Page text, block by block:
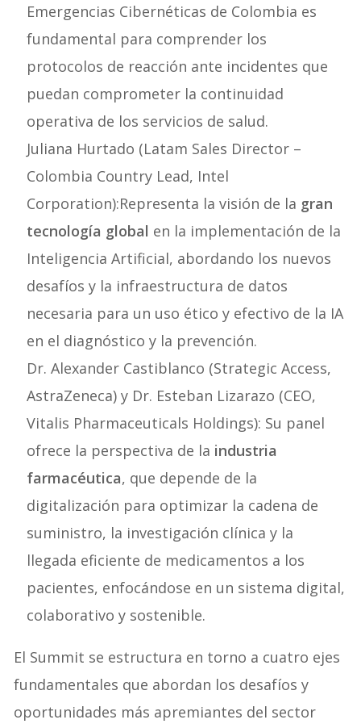
Emergencias Cibernéticas de Colombia es
fundamental para comprender los
protocolos de reacción ante incidentes que
puedan comprometer la continuidad
operativa de los servicios de salud.
Juliana Hurtado (Latam Sales Director –
Colombia Country Lead, Intel
Corporation):Representa la visión de la gran
tecnología global en la implementación de la
Inteligencia Artificial, abordando los nuevos
desafíos y la infraestructura de datos
necesaria para un uso ético y efectivo de la IA
en el diagnóstico y la prevención.
Dr. Alexander Castiblanco (Strategic Access,
AstraZeneca) y Dr. Esteban Lizarazo (CEO,
Vitalis Pharmaceuticals Holdings): Su panel
ofrece la perspectiva de la industria
farmacéutica, que depende de la
digitalización para optimizar la cadena de
suministro, la investigación clínica y la
llegada eficiente de medicamentos a los
pacientes, enfocándose en un sistema digital,
colaborativo y sostenible.
El Summit se estructura en torno a cuatro ejes
fundamentales que abordan los desafíos y
oportunidades más apremiantes del sector